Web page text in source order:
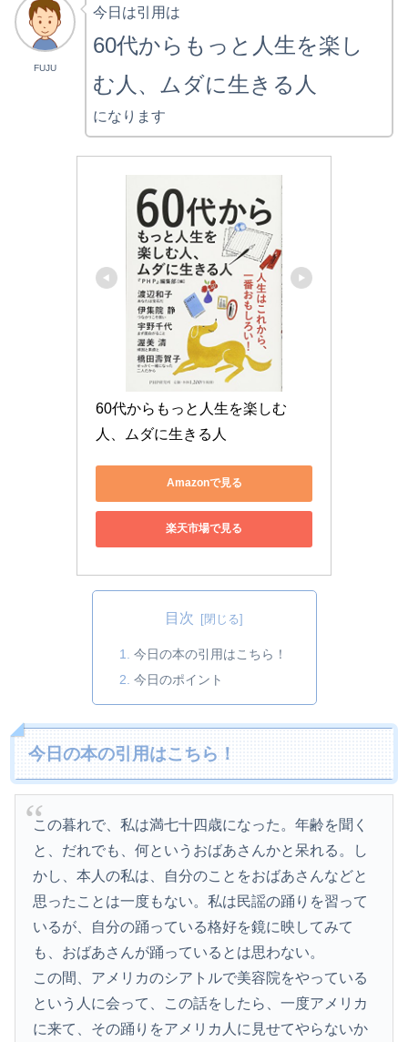
FUJU
今日は引用は
60代からもっと人生を楽し
む人、ムダに生きる人
になります
60代からもっと人生を楽しむ
人、ムダに生きる人
Amazonで見る
楽天市場で見る
目次
今日の本の引用はこちら！
今日のポイント
今日の本の引用はこちら！
この暮れで、私は満七十四歳になった。年齢を聞く
と、だれでも、何というおばあさんかと呆れる。し
かし、本人の私は、自分のことをおばあさんなどと
思ったことは一度もない。私は民謡の踊りを習って
いるが、自分の踊っている格好を鏡に映してみて
も、おばあさんが踊っているとは思わない。
この間、アメリカのシアトルで美容院をやっている
という人に会って、この話をしたら、一度アメリカ
に来て、その踊りをアメリカ人に見せてやらないか